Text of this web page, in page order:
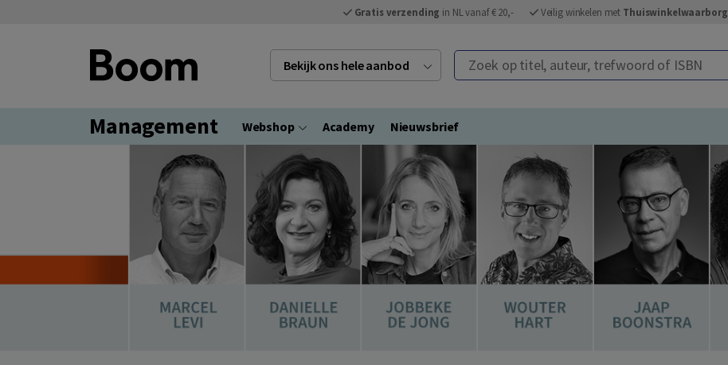
Gratis verzending in NL vanaf € 20,- Veilig winkelen met Thuiswinkelwaarborg
Bekijk ons hele aanbod Zoek op titel, auteur, trefwoord of ISBN
Management Webshop Academy Nieuwsbrief